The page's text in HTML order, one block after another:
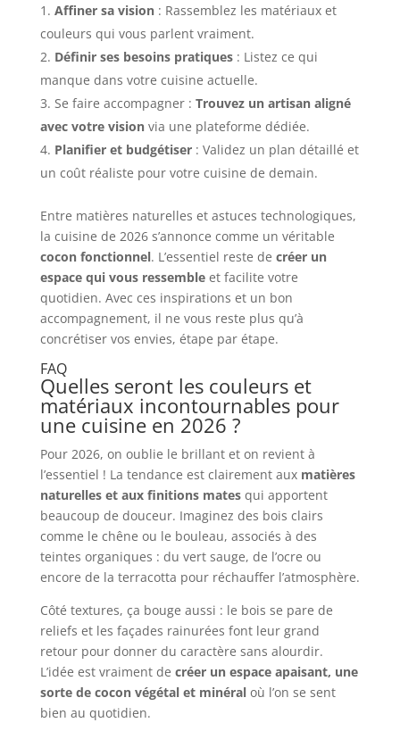
Affiner sa vision: Rassemblez les matériaux et
couleurs qui vous parlent vraiment.
Définir ses besoins pratiques: Listez ce qui
manque dans votre cuisine actuelle.
Se faire accompagner : Trouvez un artisan aligné
avec votre visionvia une plateforme dédiée.
Planifier et budgétiser: Validez un plan détaillé et
un coût réaliste pour votre cuisine de demain.
Entre matières naturelles et astuces technologiques,
la cuisine de 2026 s’annonce comme un véritable
cocon fonctionnel. L’essentiel reste de créer un
espace qui vous ressembleet facilite votre
quotidien. Avec ces inspirations et un bon
accompagnement, il ne vous reste plus qu’à
concrétiser vos envies, étape par étape.
FAQ
Quelles seront les couleurs et
matériaux incontournables pour
une cuisine en 2026 ?
Pour 2026, on oublie le brillant et on revient à
l’essentiel ! La tendance est clairement aux matières
naturelles et aux finitions matesqui apportent
beaucoup de douceur. Imaginez des bois clairs
comme le chêne ou le bouleau, associés à des
teintes organiques : du vert sauge, de l’ocre ou
encore de la terracotta pour réchauffer l’atmosphère.
Côté textures, ça bouge aussi : le bois se pare de
reliefs et les façades rainurées font leur grand
retour pour donner du caractère sans alourdir.
L’idée est vraiment de créer un espace apaisant, une
sorte de cocon végétal et minéraloù l’on se sent
bien au quotidien.